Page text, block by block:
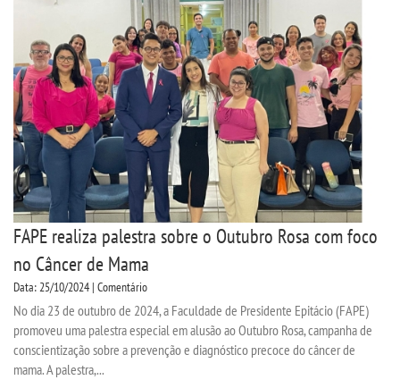
FAPE realiza palestra sobre o Outubro Rosa com foco
no Câncer de Mama
Data: 25/10/2024 | Comentário
No dia 23 de outubro de 2024, a Faculdade de Presidente Epitácio (FAPE)
promoveu uma palestra especial em alusão ao Outubro Rosa, campanha de
conscientização sobre a prevenção e diagnóstico precoce do câncer de
mama. A palestra,...